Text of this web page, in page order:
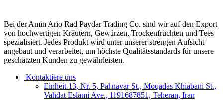
Bei der Amin Ario Rad Paydar Trading Co. sind wir auf den Export
von hochwertigen Kräutern, Gewürzen, Trockenfrüchten und Tees
spezialisiert. Jedes Produkt wird unter unserer strengen Aufsicht
angebaut und verarbeitet, um höchste Qualitätsstandards für unsere
geschätzten Kunden zu gewährleisten.
Kontaktiere uns
Einheit 13, Nr. 5, Pahnavar St., Moqadas Khiabani St.,
Vahdat Eslami Ave., 1191687851, Teheran, Iran